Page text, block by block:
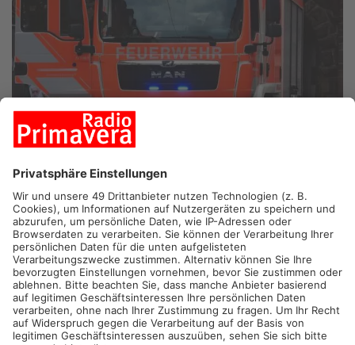
KIRCHZELL-BREITENBUCH.In Breitenbuch hat es in den
frühen Morgenstunden einen Wohnhausbrand gegeben.
Verletzt wurde niemand. Aller Bewohner konnten sich
rechtzeitig ins Freie retten. Die Brandursache ist bislang
unklar. Der Sachschaden beläuft sich auf eine sechsstellige
Summe.
Artikel teilen